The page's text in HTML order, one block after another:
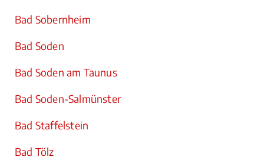
Bad Sobernheim
Bad Soden
Bad Soden am Taunus
Bad Soden-Salmünster
Bad Staffelstein
Bad Tölz